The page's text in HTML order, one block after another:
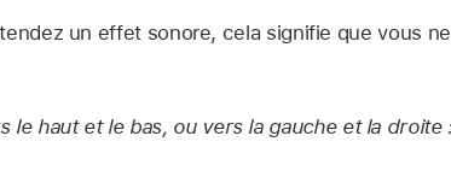
un effet sonore, cela signifie que vous
le haut et le bas, ou vers la gauche et la droite